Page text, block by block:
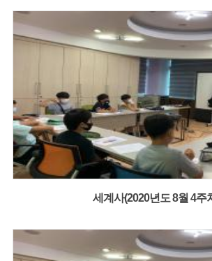
세계사(2020년도 8월 4주